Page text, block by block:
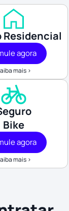
Residencial
agora
mais >
Bike
agora
mais >